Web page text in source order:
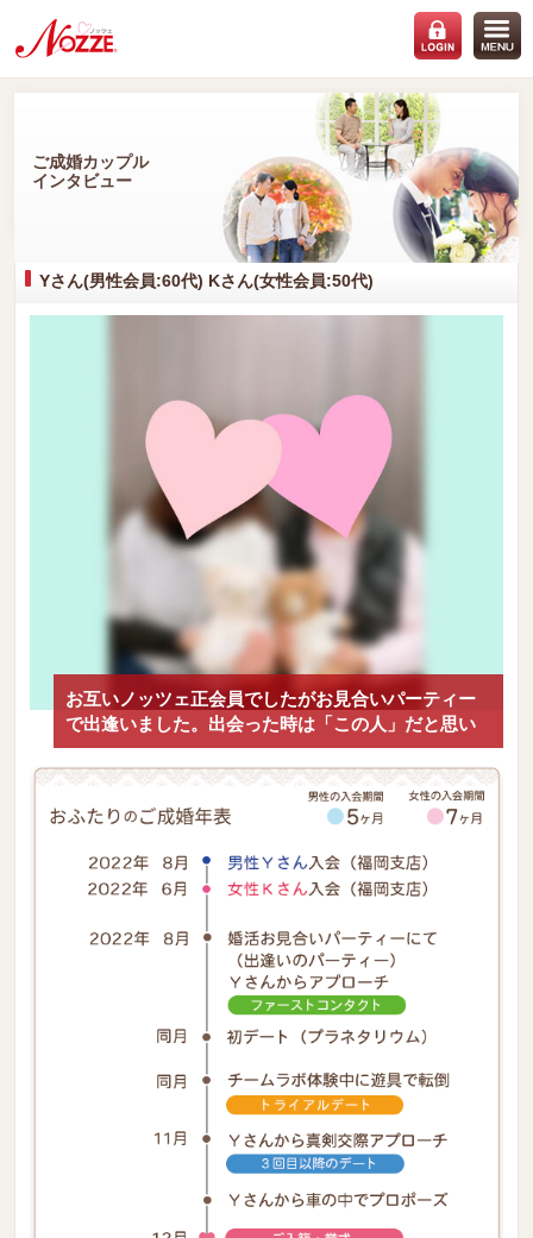
ご成婚カップル
インタビュー
Yさん(男性会員:60代) Kさん(女性会員:50代)
お互いノッツェ正会員でしたがお見合いパーティー
で出逢いました。出会った時は「この人」だと思い